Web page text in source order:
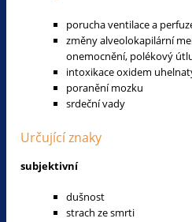
porucha ventilace a
změny alveolokapilární
onemocnění, polékový
intoxikace oxidem
poranění mozku
srdeční vady
Určující znaky
subjektivní
dušnost
strach ze smrti